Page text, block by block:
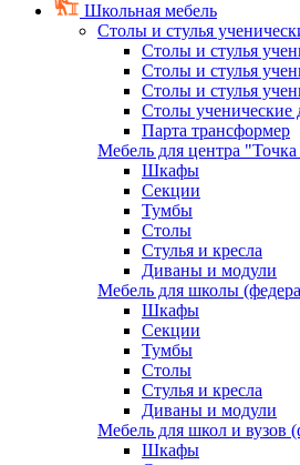
Школьная мебель
Столы и стулья
Столы и стулья
Столы и стулья
Столы и стулья
Столы ученические
Парта трансформер
Мебель для центра "Точка
Шкафы
Секции
Тумбы
Столы
Стулья и кресла
Диваны и модули
Мебель для школы
Шкафы
Секции
Тумбы
Столы
Стулья и кресла
Диваны и модули
Мебель для школ и вузов
Шкафы